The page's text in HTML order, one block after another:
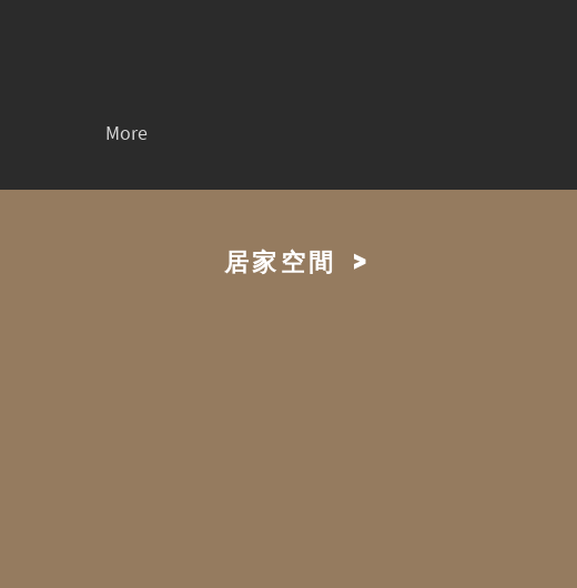
More
居家空間 >